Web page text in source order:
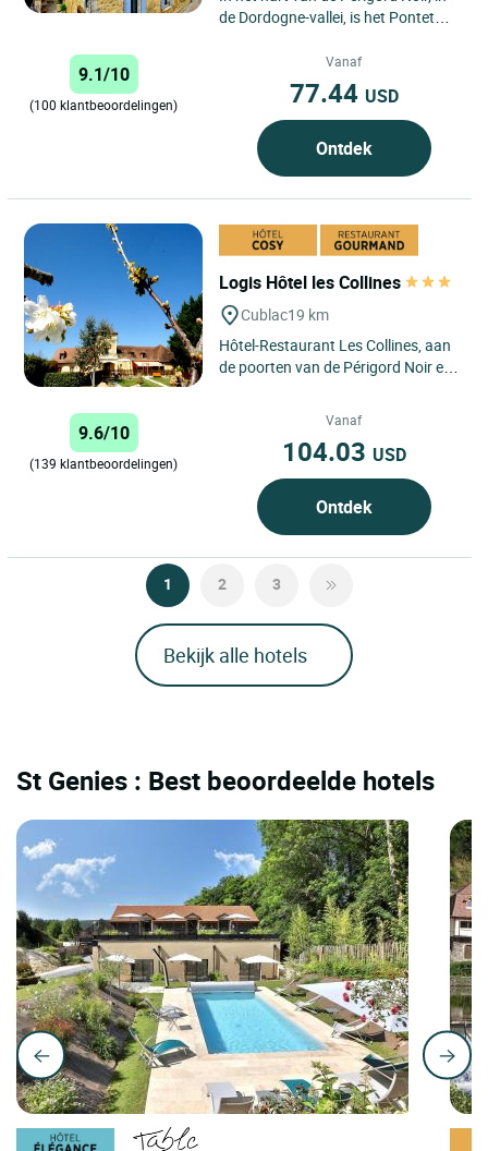
de Dordogne-vallei, is het Pontet
kasteel, ideaal...
9.1/10
(100 klantbeoordelingen)
Vanaf
77.44 USD
Ontdek
Logis Hôtel les Collines
Cublac19 km
Hôtel-Restaurant Les Collines, aan
de poorten van de Périgord Noir en
Vézère, verwelkomt...
9.6/10
(139 klantbeoordelingen)
Vanaf
104.03 USD
Ontdek
1 2 3
Bekijk alle hotels
St Genies : Best beoordeelde hotels